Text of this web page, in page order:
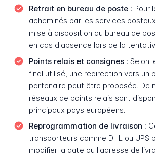
Retrait en bureau de poste : Pour
acheminés par les services
mise à disposition au bureau de
en cas d'absence lors de la
Points relais et consignes : Selon
final utilisé, une redirection vers un
partenaire peut être proposée. De
réseaux de points relais sont
principaux pays européens.
Reprogrammation de livraison :
transporteurs comme DHL ou UPS
modifier la date ou l'adresse de